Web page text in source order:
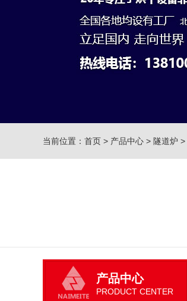
当前位置： 首页 > 产品中心 > 隧道炉 >
产品中心
PRODUCT CENTER